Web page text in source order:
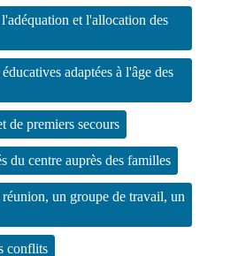
et l'allocation des
adaptées à l'âge des
de premiers secours
du centre auprès des familles
un groupe de travail, un
conflits